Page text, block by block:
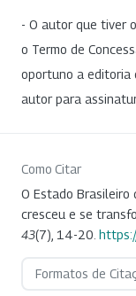
- O autor que tiver
o Termo de
oportuno a editoria
autor para
Como Citar
O Estado Brasileiro
cresceu e se
43(7), 14-20.
Formatos de